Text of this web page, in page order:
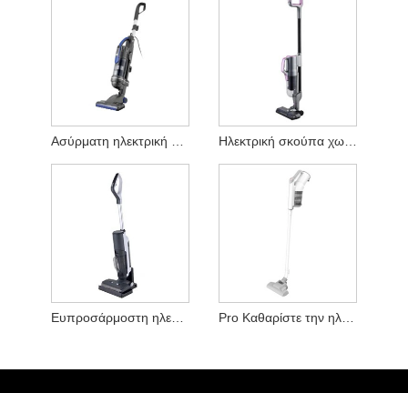
Ασύρματη ηλεκτρική σκούπα χωρίς ψύξη Ηλεκτρική σκούπα χωρίς ψήκτρες
Ευπροσάρμοστη ηλεκτρική σκούπα Pro Καθαρίστε την ηλεκτρική σκούπα υψηλής ισχύος